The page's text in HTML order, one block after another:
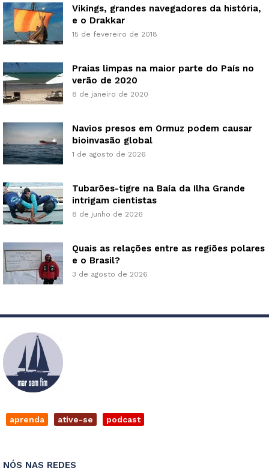
Vikings, grandes navegadores da história,
e o Drakkar
15 de fevereiro de 2018
Praias limpas na maior parte do País no
verão de 2020
8 de janeiro de 2020
Navios presos em Ormuz podem causar
bioinvasão global
1 de agosto de 2026
Tubarões-tigre na Baía da Ilha Grande
intrigam cientistas
8 de junho de 2026
Quais as relações entre as regiões polares
e o Brasil?
3 de agosto de 2026
aprenda ative-se podcast
NÓS NAS REDES